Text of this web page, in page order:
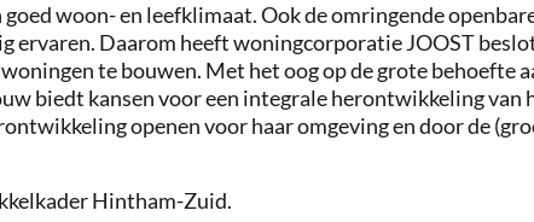
woon- en leefklimaat. Ook de omringende
Daarom heeft woningcorporatie JOOST
te bouwen. Met het oog op de grote behoefte
biedt kansen voor een integrale herontwikkeling van
openen voor haar omgeving en door de
Hintham-Zuid.